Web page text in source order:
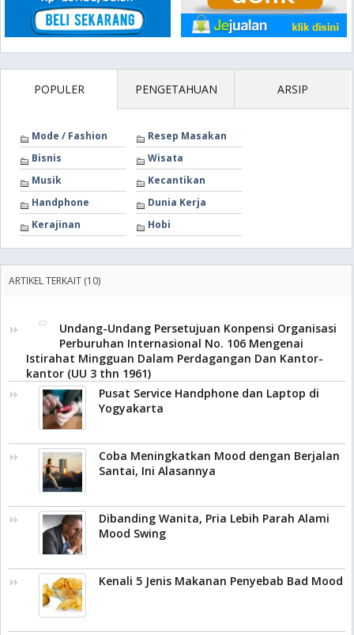
POPULER PENGETAHUAN ARSIP
Mode / Fashion
Resep Masakan
Bisnis
Wisata
Musik
Kecantikan
Handphone
Dunia Kerja
Kerajinan
Hobi
ARTIKEL TERKAIT (10)
Undang-Undang Persetujuan Konpensi Organisasi
Perburuhan Internasional No. 106 Mengenai
Istirahat Mingguan Dalam Perdagangan Dan Kantor-
kantor (UU 3 thn 1961)
Pusat Service Handphone dan Laptop di
Yogyakarta
Coba Meningkatkan Mood dengan Berjalan
Santai, Ini Alasannya
Dibanding Wanita, Pria Lebih Parah Alami
Mood Swing
Kenali 5 Jenis Makanan Penyebab Bad Mood